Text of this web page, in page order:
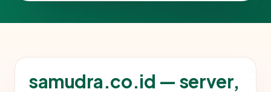
samudra.co.id — server,